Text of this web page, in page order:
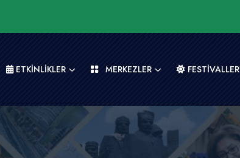
ETKİNLİKLER MERKEZLER FESTİVALLER